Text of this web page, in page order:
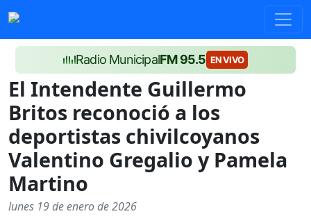
Radio MunicipalFM 95.5 EN VIVO
El Intendente Guillermo
Britos reconoció a los
deportistas chivilcoyanos
Valentino Gregalio y Pamela
Martino
lunes 19 de enero de 2026